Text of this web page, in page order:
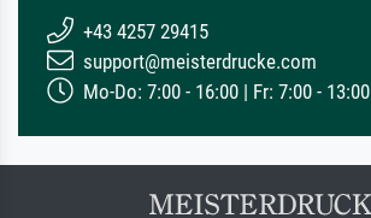
+43 4257 29415
support@meisterdrucke.com
Mo-Do: 7:00 - 16:00 | Fr: 7:00 - 13:00